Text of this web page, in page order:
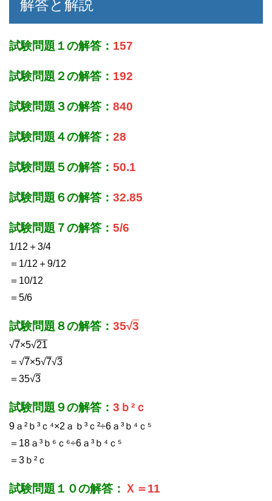
解答と解説
試験問題１の解答： 157
試験問題２の解答： 192
試験問題３の解答： 840
試験問題４の解答： 28
試験問題５の解答： 50.1
試験問題６の解答： 32.85
試験問題７の解答： 5/6
1/12＋3/4
＝1/12＋9/12
＝10/12
＝5/6
試験問題８の解答： 35√3
√7×5√21
＝√7×5√7√3
＝35√3
試験問題９の解答： 3ｂ²ｃ
9ａ²ｂ³ｃ⁴×2ａｂ³ｃ²÷6ａ³ｂ⁴ｃ⁵
＝18ａ³ｂ⁶ｃ⁶÷6ａ³ｂ⁴ｃ⁵
＝3ｂ²ｃ
試験問題１０の解答： Ｘ＝11